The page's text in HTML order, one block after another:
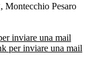
Pesaro
inviare una mail
per inviare una mail